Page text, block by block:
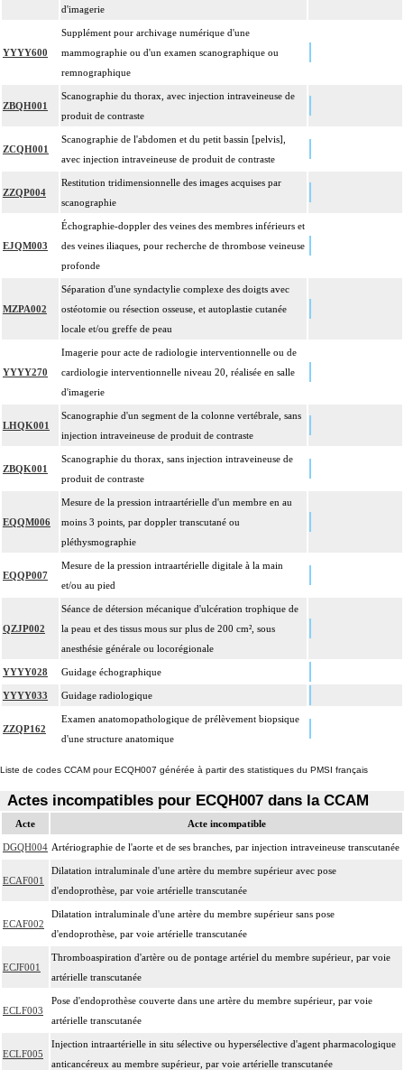
intrathoracique associée, la pose de drain pleural et/ou péricardique.
Les actes avec dérivation vasculaire [shunt] incluent la pose d'une dérivation
inerte ou pulsée, et son ablation.
Facturation : les suppléments de numérisation ou la radioscopie de longue
durée sous ampli de brillance (chapitre 19) ne peuvent pas être facturés avec les
actes diagnostiques ou thérapeutiques de radiologie vasculaire
d'imagerie
YYYY600
Supplément pour archivage numérique d'une
mammographie ou d'un examen scanographique ou
remnographique
ZBQH001
Scanographie du thorax, avec injection intraveineuse de
produit de contraste
ZCQH001
Scanographie de l'abdomen et du petit bassin [pelvis],
avec injection intraveineuse de produit de contraste
ZZQP004
Restitution tridimensionnelle des images acquises par
scanographie
EJQM003
Échographie-doppler des veines des membres inférieurs et
des veines iliaques, pour recherche de thrombose veineuse
profonde
MZPA002
Séparation d'une syndactylie complexe des doigts avec
ostéotomie ou résection osseuse, et autoplastie cutanée
locale et/ou greffe de peau
YYYY270
Imagerie pour acte de radiologie interventionnelle ou de
cardiologie interventionnelle niveau 20, réalisée en salle
d'imagerie
LHQK001
Scanographie d'un segment de la colonne vertébrale, sans
injection intraveineuse de produit de contraste
ZBQK001
Scanographie du thorax, sans injection intraveineuse de
produit de contraste
EQQM006
Mesure de la pression intraartérielle d'un membre en au
moins 3 points, par doppler transcutané ou
pléthysmographie
EQQP007
Mesure de la pression intraartérielle digitale à la main
et/ou au pied
QZJP002
Séance de détersion mécanique d'ulcération trophique de
la peau et des tissus mous sur plus de 200 cm², sous
anesthésie générale ou locorégionale
YYYY028 Guidage échographique
YYYY033 Guidage radiologique
ZZQP162
Examen anatomopathologique de prélèvement biopsique
d'une structure anatomique
Liste de codes CCAM pour ECQH007 générée à partir des statistiques du PMSI français
Actes incompatibles pour ECQH007 dans la CCAM
Acte Acte incompatible
DGQH004 Artériographie de l'aorte et de ses branches, par injection intraveineuse transcutanée
ECAF001
Dilatation intraluminale d'une artère du membre supérieur avec pose
d'endoprothèse, par voie artérielle transcutanée
ECAF002
Dilatation intraluminale d'une artère du membre supérieur sans pose
d'endoprothèse, par voie artérielle transcutanée
ECJF001
Thromboaspiration d'artère ou de pontage artériel du membre supérieur, par voie
artérielle transcutanée
ECLF003
Pose d'endoprothèse couverte dans une artère du membre supérieur, par voie
artérielle transcutanée
ECLF005
Injection intraartérielle in situ sélective ou hypersélective d'agent pharmacologique
anticancéreux au membre supérieur, par voie artérielle transcutanée